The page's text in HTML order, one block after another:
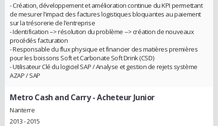
- Création, développement et amélioration continue du KPI permettant
de mesurer l’impact des factures logistiques bloquantes au paiement
sur la trésorerie de l’entreprise
- Identification --> résolution du problème --> création de nouveaux
procédés facturation
- Responsable du flux physique et financier des matières premières
pour les boissons Soft et Carbonate Soft Drink (CSD)
- Utilisateur Clé du logiciel SAP / Analyse et gestion de rejets système
AZAP / SAP
Metro Cash and Carry- Acheteur Junior
Nanterre
2013 - 2015